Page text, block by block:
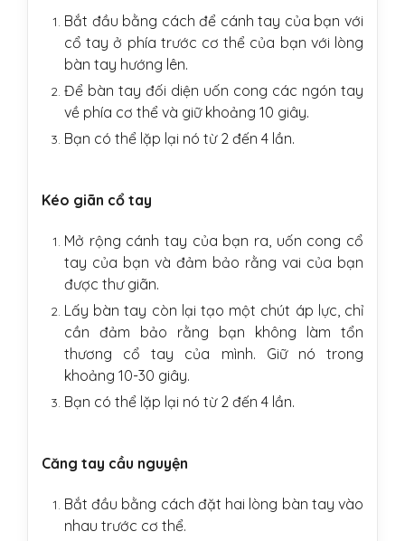
Bắt đầu bằng cách để cánh tay của bạn với
cổ tay ở phía trước cơ thể của bạn với lòng
bàn tay hướng lên.
Để bàn tay đối diện uốn cong các ngón tay
về phía cơ thể và giữ khoảng 10 giây.
Bạn có thể lặp lại nó từ 2 đến 4 lần.
Kéo giãn cổ tay
Mở rộng cánh tay của bạn ra, uốn cong cổ
tay của bạn và đảm bảo rằng vai của bạn
được thư giãn.
Lấy bàn tay còn lại tạo một chút áp lực, chỉ
cần đảm bảo rằng bạn không làm tổn
thương cổ tay của mình. Giữ nó trong
khoảng 10-30 giây.
Bạn có thể lặp lại nó từ 2 đến 4 lần.
Căng tay cầu nguyện
Bắt đầu bằng cách đặt hai lòng bàn tay vào
nhau trước cơ thể.